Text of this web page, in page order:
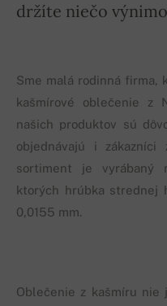
držíte niečo
Sme malá rodinná firma,
kašmírové oblečenie z
našich produktov sú
objednávajú i
sortiment je vyrábaný
ktorých hrúbka strednej
0,0155 mm.
Oblečenie z kašmíru nie